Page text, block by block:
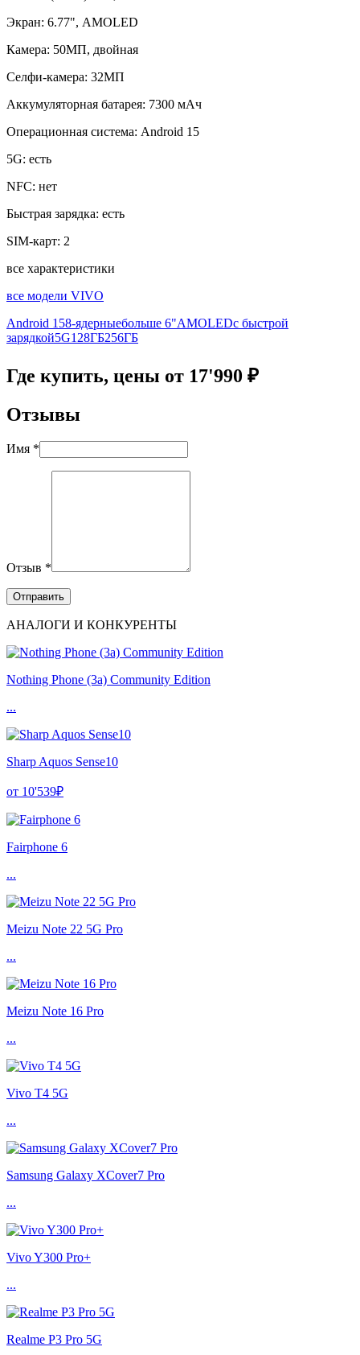
Экран: 6.77", AMOLED
Камера: 50МП, двойная
Селфи-камера: 32МП
Аккумуляторная батарея: 7300 мАч
Операционная система: Android 15
5G: есть
NFC: нет
Быстрая зарядка: есть
SIM-карт: 2
все характеристики
все модели VIVO
Android 158-ядерныебольше 6"AMOLEDс быстрой
зарядкой5G128ГБ256ГБ
Где купить, цены от 17'990 ₽
Отзывы
Имя *
Отзыв *
АНАЛОГИ И КОНКУРЕНТЫ
Nothing Phone (3a) Community Edition
...
Sharp Aquos Sense10
от 10'539₽
Fairphone 6
...
Meizu Note 22 5G Pro
...
Meizu Note 16 Pro
...
Vivo T4 5G
...
Samsung Galaxy XCover7 Pro
...
Vivo Y300 Pro+
...
Realme P3 Pro 5G